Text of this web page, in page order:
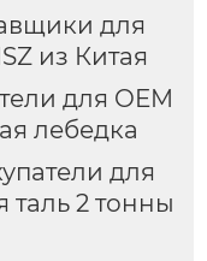
для
из Китая
для OEM
лебедка
для
2 тонны